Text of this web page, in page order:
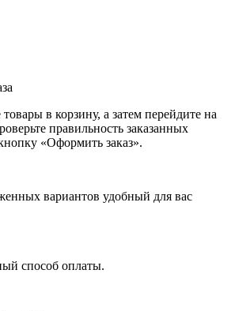
в корзину, а затем перейдите на
правильность заказанных
«Оформить заказ».
вариантов удобный для вас
способ оплаты.